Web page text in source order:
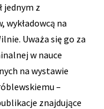
jednym z
na
Uważa się go za
w nauce
na wystawie
–
znajdujące